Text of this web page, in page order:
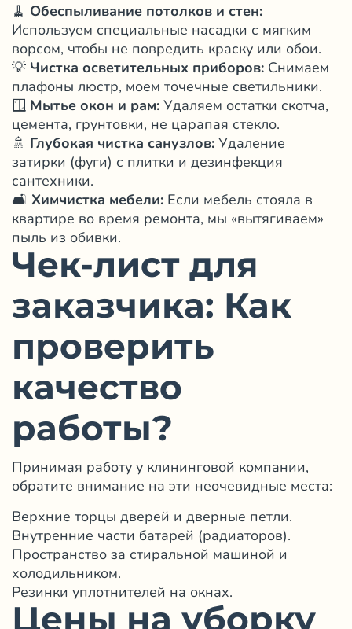
🧹 Обеспыливание потолков и стен:
Используем специальные насадки с мягким
ворсом, чтобы не повредить краску или обои.
💡 Чистка осветительных приборов: Снимаем
плафоны люстр, моем точечные светильники.
🪟 Мытье окон и рам: Удаляем остатки скотча,
цемента, грунтовки, не царапая стекло.
🚿 Глубокая чистка санузлов: Удаление
затирки (фуги) с плитки и дезинфекция
сантехники.
🛋️ Химчистка мебели: Если мебель стояла в
квартире во время ремонта, мы «вытягиваем»
пыль из обивки.
Чек-лист для
заказчика: Как
проверить
качество
работы?
Принимая работу у клининговой компании,
обратите внимание на эти неочевидные места:
Верхние торцы дверей и дверные петли.
Внутренние части батарей (радиаторов).
Пространство за стиральной машиной и
холодильником.
Резинки уплотнителей на окнах.